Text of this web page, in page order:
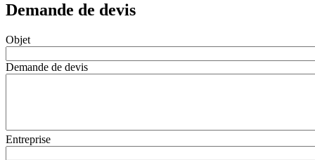
Demande de devis
Objet
Demande de devis
Entreprise